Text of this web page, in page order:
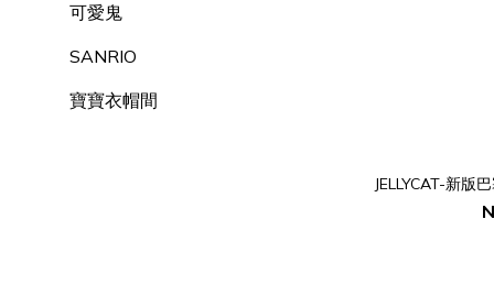
可愛鬼
SANRIO
寶寶衣帽間
JELLYCAT-新版